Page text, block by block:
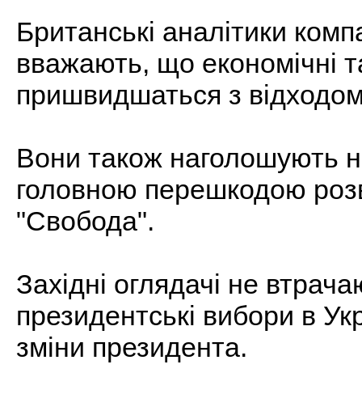
Британські аналітики
вважають, що економічні
пришвидшаться з
Вони також наголошують
головною перешкодою
"Свобода".
Західні оглядачі не
президентські вибори в
зміни президента.